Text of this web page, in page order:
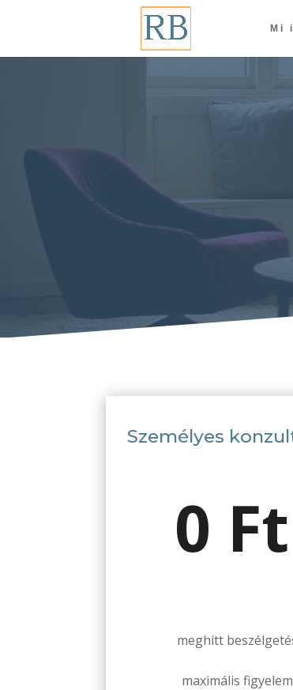
Mi
Személyes
0 Ft
meghitt
maximális figyelem